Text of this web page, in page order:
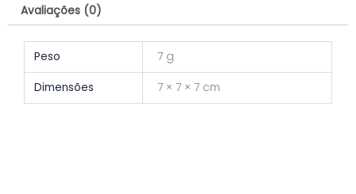
Avaliações (0)
Peso 7 g
Dimensões 7 × 7 × 7 cm